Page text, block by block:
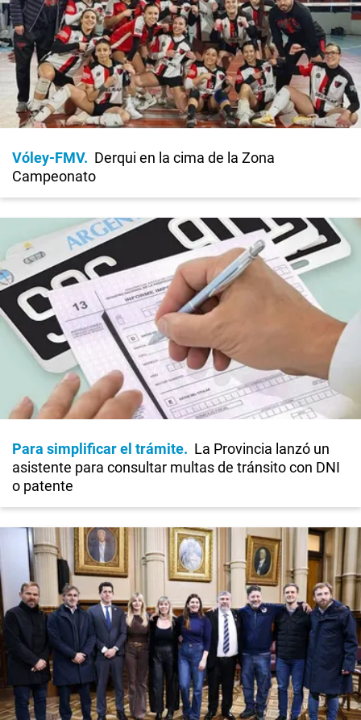
Vóley-FMV
Derqui en la cima de la Zona
Campeonato
Para simplificar el trámite
La Provincia lanzó un
asistente para consultar multas de tránsito con DNI
o patente